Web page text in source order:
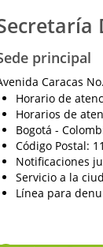
principal
Caracas
Horario de
Horarios de
Bogotá -
Código Postal:
Notificaciones
Servicio a la
Línea para